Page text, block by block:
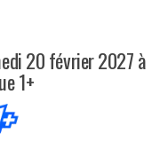
20 février 2027 à
1+